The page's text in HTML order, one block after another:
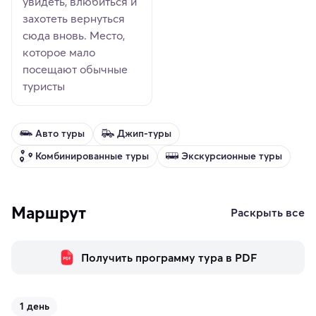
захотеть вернуться
сюда вновь. Место,
которое мало
посещают обычные
туристы
Авто туры
Джип-туры
Комбинированные туры
Экскурсионные туры
Маршрут Раскрыть все
Получить программу тура в PDF
1 день